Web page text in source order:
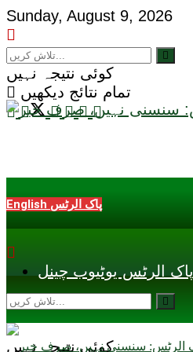
Sunday, August 9, 2026
کوئی نتیجہ نہیں
تمام نتائج دیکھیں
English پاک الرٹس
پاک الرٹس یوٹیوب چینل
کوئی نتیجہ نہیں